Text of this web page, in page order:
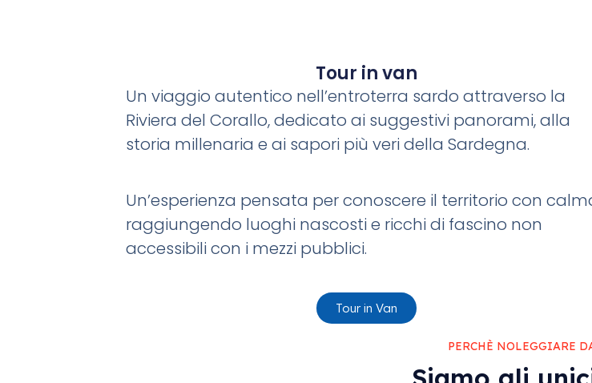
Tour in van
Un viaggio autentico nell’entroterra sardo attraverso la
Riviera del Corallo, dedicato ai suggestivi panorami, alla
storia millenaria e ai sapori più veri della Sardegna.
Un’esperienza pensata per conoscere il territorio con
raggiungendo luoghi nascosti e ricchi di fascino non
accessibili con i mezzi pubblici.
Tour in Van
PERCHÈ NOLEGGIARE